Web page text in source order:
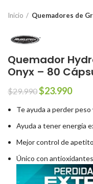
Inicio Quemadores de
Quemador
Onyx – 80
$29.990 El
original
era:
$23.990El
es:
Te ayuda a perder peso
Ayuda a tener energía
Mejor control de
Único con